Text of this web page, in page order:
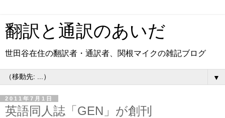
翻訳と通訳のあいだ
世田谷在住の翻訳者・通訳者、関根マイクの雑記ブログ
▼
2011年7月1日
英語同人誌「GEN」が創刊